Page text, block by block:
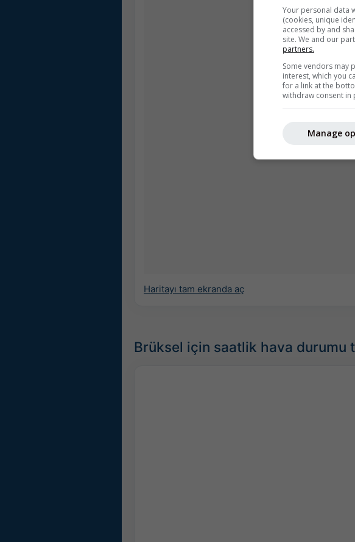
Haritayı tam ekranda aç
Brüksel için saatlik hava durumu
Your personal data
(cookies, unique
accessed by and
site. We and our
partners.
Some vendors may
interest, which you
for a link at the
withdraw consent in
Manage